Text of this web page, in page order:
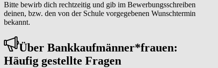
Bitte bewirb dich rechtzeitig und gib im Bewerbungsschreiben
deinen, bzw. den von der Schule vorgegebenen Wunschtermin
bekannt.
Über Bank­kauf­män­ner*frau­en:
Häufig gestellte Fragen